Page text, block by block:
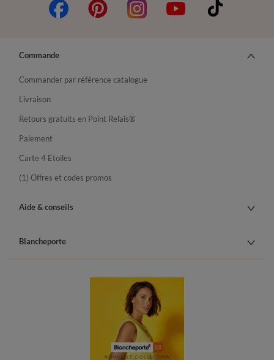
Commande
Commander par référence catalogue
Livraison
Retours gratuits en Point Relais®
Paiement
Carte 4 Etoiles
(1) Offres et codes promos
Aide & conseils
Blancheporte